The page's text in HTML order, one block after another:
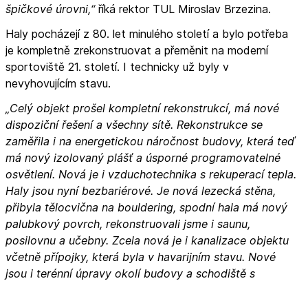
špičkové úrovni,“říká rektor TUL Miroslav Brzezina.
Haly pocházejí z 80. let minulého století a bylo potřeba
je kompletně zrekonstruovat a přeměnit na moderní
sportoviště 21. století. I technicky už byly v
nevyhovujícím stavu.
„Celý objekt prošel kompletní rekonstrukcí, má nové
dispoziční řešení a všechny sítě. Rekonstrukce se
zaměřila i na energetickou náročnost budovy, která teď
má nový izolovaný plášť a úsporné programovatelné
osvětlení. Nová je i vzduchotechnika s rekuperací tepla.
Haly jsou nyní bezbariérové. Je nová lezecká stěna,
přibyla tělocvična na bouldering, spodní hala má nový
palubkový povrch, rekonstruovali jsme i saunu,
posilovnu a učebny. Zcela nová je i kanalizace objektu
včetně přípojky, která byla v havarijním stavu. Nové
jsou i terénní úpravy okolí budovy a schodiště s